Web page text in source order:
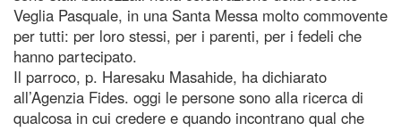
Veglia Pasquale, in una Santa Messa molto commovente
per tutti: per loro stessi, per i parenti, per i fedeli che
hanno partecipato.
Il parroco, p. Haresaku Masahide, ha dichiarato
all’Agenzia Fides. oggi le persone sono alla ricerca di
qualcosa in cui credere e quando incontrano qual che